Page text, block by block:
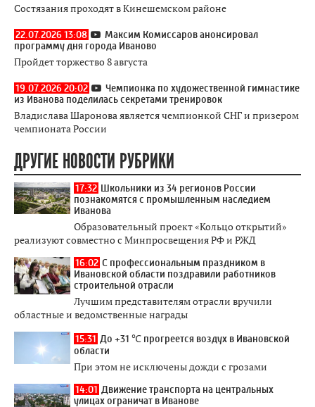
Состязания проходят в Кинешемском районе
22.07.2026 13:08
Максим Комиссаров анонсировал
программу дня города Иваново
Пройдет торжество 8 августа
19.07.2026 20:02
Чемпионка по художественной гимнастике
из Иванова поделилась секретами тренировок
Владислава Шаронова является чемпионкой СНГ и призером
чемпионата России
ДРУГИЕ НОВОСТИ РУБРИКИ
17:32 Школьники из 34 регионов России
познакомятся с промышленным наследием
Иванова
Образовательный проект «Кольцо открытий»
реализуют совместно с Минпросвещения РФ и РЖД
16:02 С профессиональным праздником в
Ивановской области поздравили работников
строительной отрасли
Лучшим представителям отрасли вручили
областные и ведомственные награды
15:31 До +31 ℃ прогреется воздух в Ивановской
области
При этом не исключены дожди с грозами
14:01 Движение транспорта на центральных
улицах ограничат в Иванове